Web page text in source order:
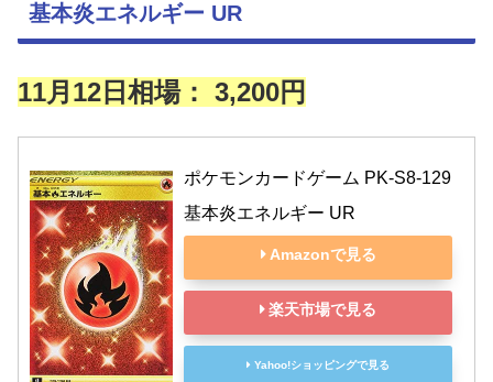
基本炎エネルギー UR
11月12日相場： 3,200円
ポケモンカードゲーム PK-S8-129
基本炎エネルギー UR
Amazonで見る
楽天市場で見る
Yahoo!ショッピングで見る